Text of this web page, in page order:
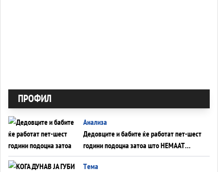
ПРОФИЛ
Анализа
Дедовците и бабите ќе работат пет-шест
години подоцна затоа што НЕМААТ
ВНУЦИ ДА ГИ ЗАМЕНАТ
Tема